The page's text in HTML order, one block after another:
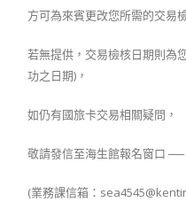
方可為來賓更改您所需的交易
若無提供，交易檢核日期則為
功之日期)，
如仍有國旅卡交易相關疑問，
敬請發信至海生館報名窗口 ──
(業務課信箱：